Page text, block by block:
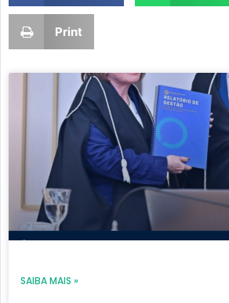
Print
SAIBA MAIS »
PagePagePagePagePage